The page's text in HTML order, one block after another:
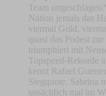
Team
Nation jemals das
viermal Gold,
quasi das Podest
triumphiert mit
Topspeed-Rekorde
kennt Rafael
Siegquote. Sabrina
tatsächlich mal im